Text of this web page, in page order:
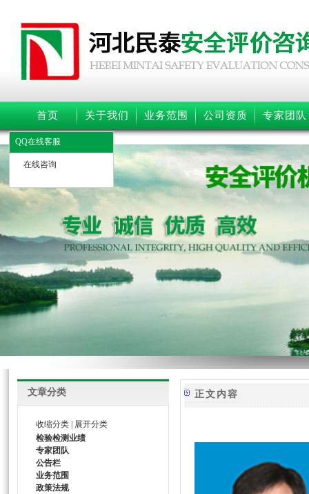
首页 关于我们 业务范围 公司资质 专家团队
文章分类
收缩分类
展开分类
检验检测业绩
专家团队
公告栏
业务范围
政策法规
正文内容
QQ在线客服
在线咨询